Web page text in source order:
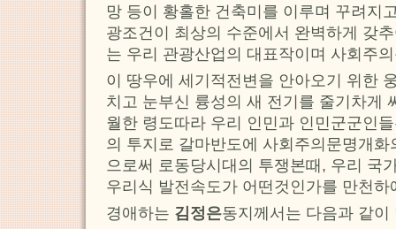
망 등이 황홀한 건축미를 이루며 꾸려지
광조건이 최상의 수준에서 완벽하게 갖
는 우리 관광산업의 대표작이며 사회주
이 땅우에 세기적전변을 안아오기 위한
치고 눈부신 륭성의 새 전기를 줄기차게
월한 령도따라 우리 인민과 인민군군인
의 투지로 갈마반도에 사회주의문명개
으로써 로동당시대의 투쟁본때, 우리 국
우리식 발전속도가 어떤것인가를 만천
경애하는 김정은동지께서는 다음과 같이